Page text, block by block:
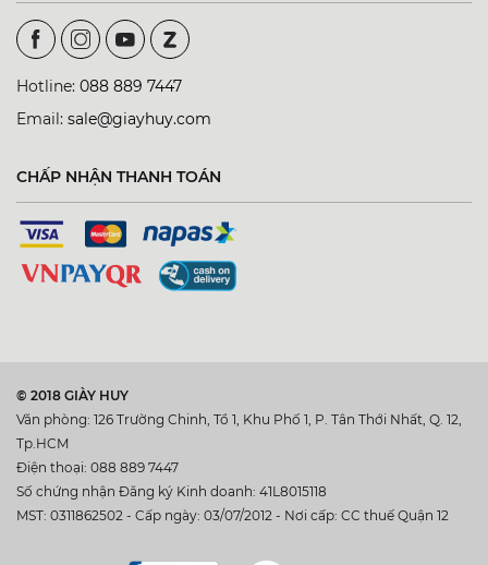
Hotline: 088 889 7447
Email: sale@giayhuy.com
CHẤP NHẬN THANH TOÁN
© 2018 GIÀY HUY
Văn phòng: 126 Trường Chinh, Tổ 1, Khu Phố 1, P. Tân Thới Nhất, Q. 12,
Tp.HCM
Điện thoại: 088 889 7447
Số chứng nhận Đăng ký Kinh doanh: 41L8015118
MST: 0311862502 - Cấp ngày: 03/07/2012 - Nơi cấp: CC thuế Quận 12